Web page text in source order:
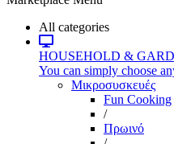
All categories
HOUSEHOLD &
You can simply choose
Μικροσυσκευές
Fun Cooking
/
Πρωινό